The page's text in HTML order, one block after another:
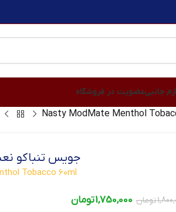
جانبیعضویت در فروشگاه
جویس تنباکو
Tobacco 60ml
تومان 1,750,000تومان